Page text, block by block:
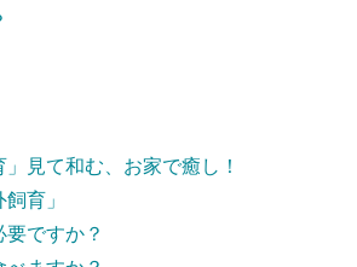
見て和む、お家で癒し！
育」
ですか？